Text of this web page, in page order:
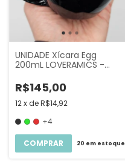
UNIDADE Xícara Egg
200mL LOVERAMICS -
R$145,00
12xdeR$14,92
+4
COMPRAR 20 em estoque